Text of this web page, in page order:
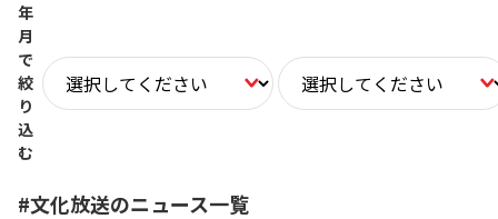
年
月
で
絞
り
込
む
#文化放送のニュース一覧